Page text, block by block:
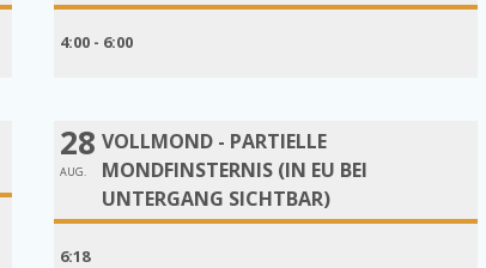
4:00 - 6:00
28
AUG.
VOLLMOND - PARTIELLE
MONDFINSTERNIS (IN EU BEI
UNTERGANG SICHTBAR)
6:18